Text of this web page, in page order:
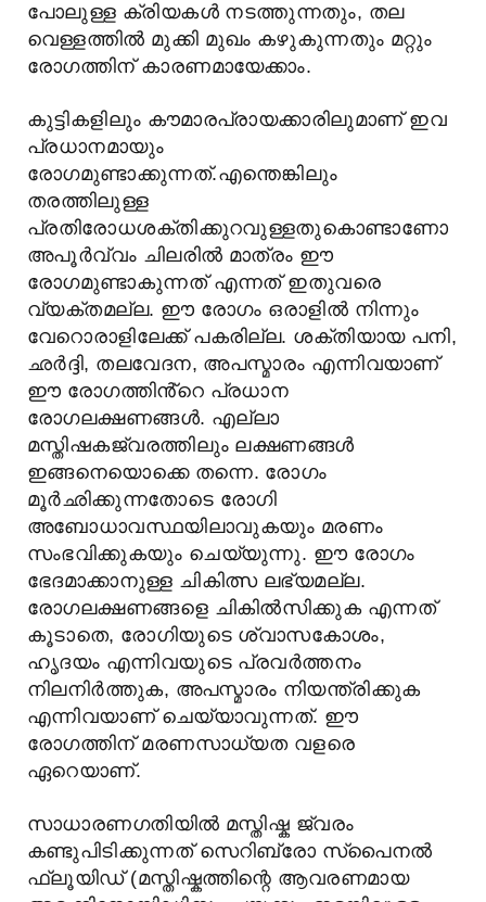
പോലുള്ള ക്രിയകൾ നടത്തുന്നതും, തല
വെള്ളത്തിൽ മുക്കി മുഖം കഴുകുന്നതും മറ്റും
രോഗത്തിന് കാരണമായേക്കാം.
കുട്ടികളിലും കൗമാരപ്രായക്കാരിലുമാണ് ഇവ
പ്രധാനമായും
രോഗമുണ്ടാക്കുന്നത്.എന്തെങ്കിലും
തരത്തിലുള്ള
പ്രതിരോധശക്തിക്കുറവുള്ളതുകൊണ്ടാണോ
അപൂർവ്വം ചിലരിൽ മാത്രം ഈ
രോഗമുണ്ടാകുന്നത് എന്നത് ഇതുവരെ
വ്യക്തമല്ല. ഈ രോഗം ഒരാളിൽ നിന്നും
വേറൊരാളിലേക്ക് പകരില്ല. ശക്തിയായ പനി,
ഛർദ്ദി, തലവേദന, അപസ്മാരം എന്നിവയാണ്
ഈ രോഗത്തിൻ്റെ പ്രധാന
രോഗലക്ഷണങ്ങൾ. എല്ലാ
മസ്തിഷകജ്വരത്തിലും ലക്ഷണങ്ങൾ
ഇങ്ങനെയൊക്കെ തന്നെ. രോഗം
മൂർഛിക്കുന്നതോടെ രോഗി
അബോധാവസ്ഥയിലാവുകയും മരണം
സംഭവിക്കുകയും ചെയ്യുന്നു. ഈ രോഗം
ഭേദമാക്കാനുള്ള ചികിത്സ ലഭ്യമല്ല.
രോഗലക്ഷണങ്ങളെ ചികിൽസിക്കുക എന്നത്
കൂടാതെ, രോഗിയുടെ ശ്വാസകോശം,
ഹൃദയം എന്നിവയുടെ പ്രവർത്തനം
നിലനിർത്തുക, അപസ്മാരം നിയന്ത്രിക്കുക
എന്നിവയാണ് ചെയ്യാവുന്നത്. ഈ
രോഗത്തിന് മരണസാധ്യത വളരെ
ഏറെയാണ്.
സാധാരണഗതിയിൽ മസ്തിഷ്ക ജ്വരം
കണ്ടുപിടിക്കുന്നത് സെറിബ്രോ സ്പൈനൽ
ഫ്ലൂയിഡ് (മസ്തിഷ്കത്തിന്റെ ആവരണമായ